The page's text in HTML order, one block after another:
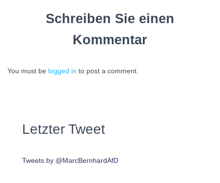
Schreiben Sie einen
Kommentar
You must be logged in to post a comment.
Letzter Tweet
Tweets by @MarcBernhardAfD